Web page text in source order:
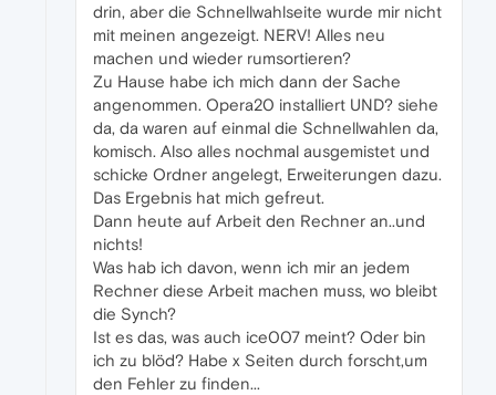
drin, aber die Schnellwahlseite wurde mir nicht
mit meinen angezeigt. NERV! Alles neu
machen und wieder rumsortieren?
Zu Hause habe ich mich dann der Sache
angenommen. Opera20 installiert UND? siehe
da, da waren auf einmal die Schnellwahlen da,
komisch. Also alles nochmal ausgemistet und
schicke Ordner angelegt, Erweiterungen dazu.
Das Ergebnis hat mich gefreut.
Dann heute auf Arbeit den Rechner an..und
nichts!
Was hab ich davon, wenn ich mir an jedem
Rechner diese Arbeit machen muss, wo bleibt
die Synch?
Ist es das, was auch ice007 meint? Oder bin
ich zu blöd? Habe x Seiten durch forscht,um
den Fehler zu finden...